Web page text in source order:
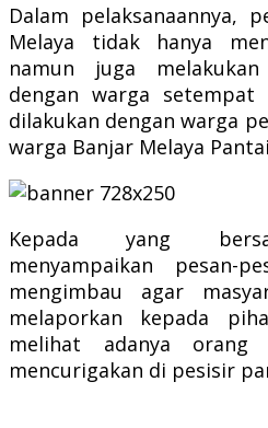
Dalam pelaksanaannya,
Melaya tidak hanya
namun juga
dengan warga setempat
dilakukan dengan warga
warga Banjar Melaya
Kepada yang
menyampaikan pesan-
mengimbau agar
melaporkan kepada
melihat adanya
mencurigakan di pesisir